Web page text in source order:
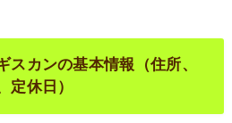
スカンの基本情報（住所、
定休日）